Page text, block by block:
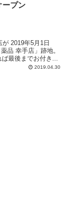
ープン
みました。 よろしければ最後までお付き...
2019.04.30